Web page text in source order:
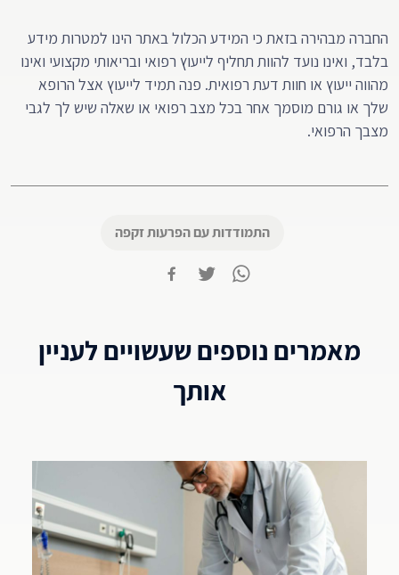
החברה מבהירה בזאת כי המידע הכלול באתר הינו למטרות מידע
בלבד, ואינו נועד להוות תחליף לייעוץ רפואי ובריאותי מקצועי ואינו
מהווה ייעוץ או חוות דעת רפואית. פנה תמיד לייעוץ אצל הרופא
שלך או גורם מוסמך אחר בכל מצב רפואי או שאלה שיש לך לגבי
מצבך הרפואי.
התמודדות עם הפרעות זקפה
מאמרים נוספים שעשויים לעניין
אותך